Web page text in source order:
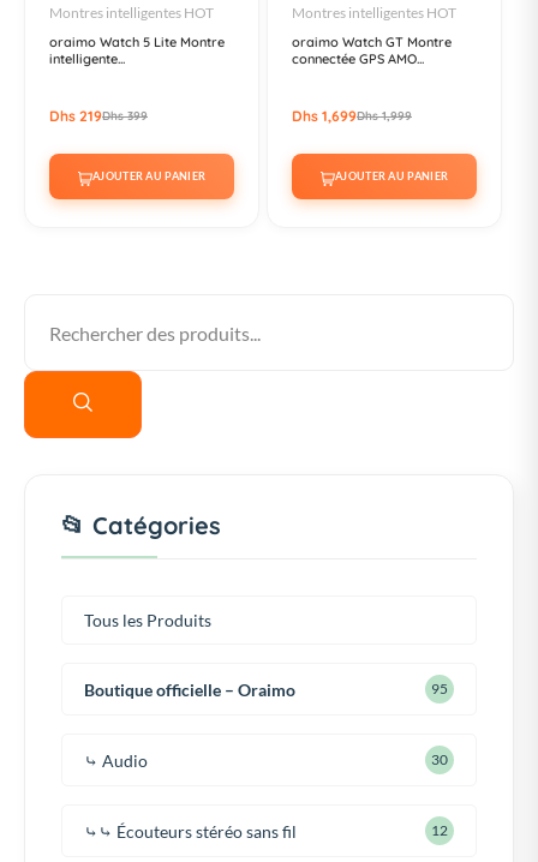
Montres intelligentes HOT
oraimo Watch 5 Lite Montre
intelligente...
Dhs 219Dhs 399
AJOUTER AU PANIER
Montres intelligentes HOT
oraimo Watch GT Montre
connectée GPS AMO...
Dhs 1,699Dhs 1,999
AJOUTER AU PANIER
📂 Catégories
Tous les Produits
Boutique officielle – Oraimo 95
⤷ Audio 30
⤷⤷ Écouteurs stéréo sans fil 12